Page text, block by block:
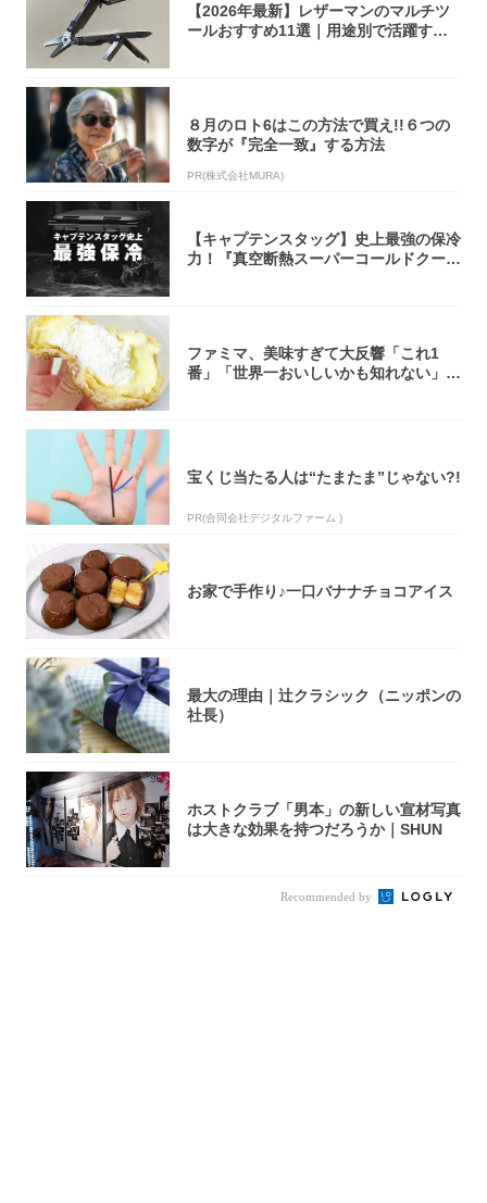
【2026年最新】レザーマンのマルチツ
ールおすすめ11選｜用途別で活躍する
８月のロト6はこの方法で買え!!６つの
数字が『完全一致』する方法
PR(株式会社MURA)
【キャプテンスタッグ】史上最強の保冷
力！『真空断熱スーパーコールドクーラ
ファミマ、美味すぎて大反響「これ1
番」「世界一おいしいかも知れない」
宝くじ当たる人は“たまたま”じゃない?!
PR(合同会社デジタルファーム )
お家で手作り♪一口バナナチョコアイス
最大の理由｜辻クラシック（ニッポンの
社長）
ホストクラブ「男本」の新しい宣材写真
は大きな効果を持つだろうか｜SHUN
Recommended by